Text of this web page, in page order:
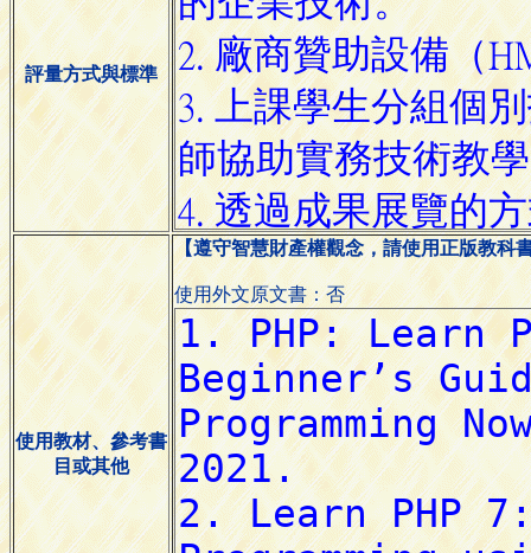
評量方式與標準
使用教材、參考書
目或其他
【遵守智慧財產權觀念，請使用正版教科
使用外文原文書：否